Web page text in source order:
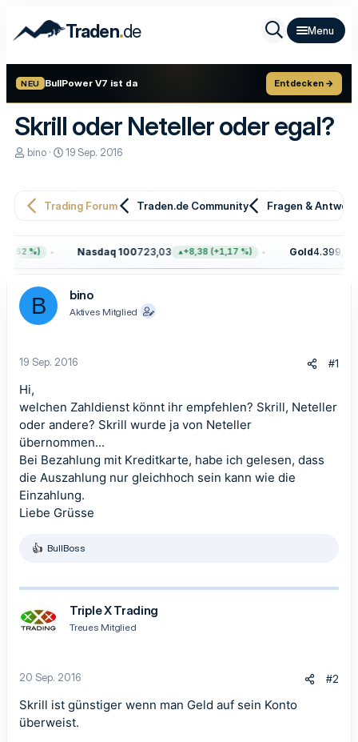
Traden.de
NEU BullPower V7 ist da Entdecken →
Skrill oder Neteller oder egal?
E
e
r
bino
E
e
m
19 Sep. 2016
Trading Forum Traden.de Community Fragen &
%) Nasdaq 100723,03 +8,38 (+1,17 %) Gold4.399,70
B bino
Aktives Mitglied
19 Sep. 2016 #1
Hi,
welchen Zahldienst könnt ihr empfehlen? Skrill, Neteller
oder andere? Skrill wurde ja von Neteller
übernommen...
Bei Bezahlung mit Kreditkarte, habe ich gelesen, dass
die Auszahlung nur gleichhoch sein kann wie die
Einzahlung.
Liebe Grüsse
R
k
i
o
:
BullBoss
Triple X Trading
Treues Mitglied
20 Sep. 2016 #2
Skrill ist günstiger wenn man Geld auf sein Konto
überweist.